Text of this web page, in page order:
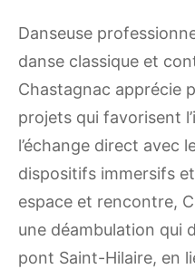
Danseuse
danse classique et
Chastagnac apprécie
projets qui favorisent
l’échange direct avec
dispositifs immersifs
espace et rencontre,
une déambulation qui
pont Saint-Hilaire, en